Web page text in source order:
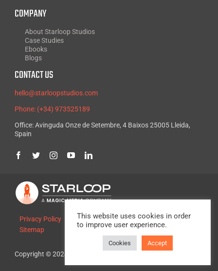
COMPANY
About Starloop Studios
Case Studies
Ebooks
Blogs
CONTACT US
hello@starloopstudios.com
Phone: (+34) 973525189
Office: Avinguda Onze de Setembre, 4 Baixos 25005 Lleida,
Spain
Privacy Policy Legal Advice
Cookie Policy
Sitemap
Copyright © 2024, Starloop Studios. All rights reserved.
This website uses cookies in order
to improve user experience.
Cookies Accept